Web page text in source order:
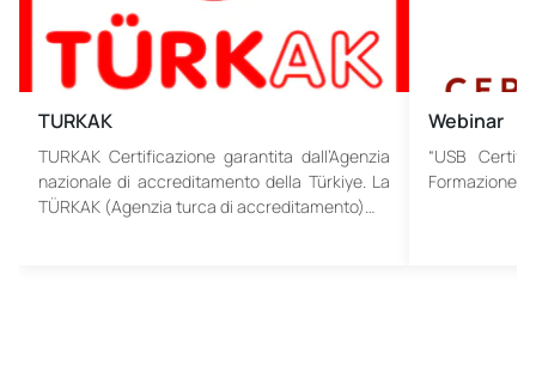
TURKAK
TURKAK Certificazione garantita dall’Agenzia
nazionale di accreditamento della Türkiye. La
TÜRKAK (Agenzia turca di accreditamento)…
Webinar
“USB
Formazione